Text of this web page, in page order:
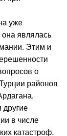
уже
она являлась
Этим и
о
районов
в числе
катастроф.